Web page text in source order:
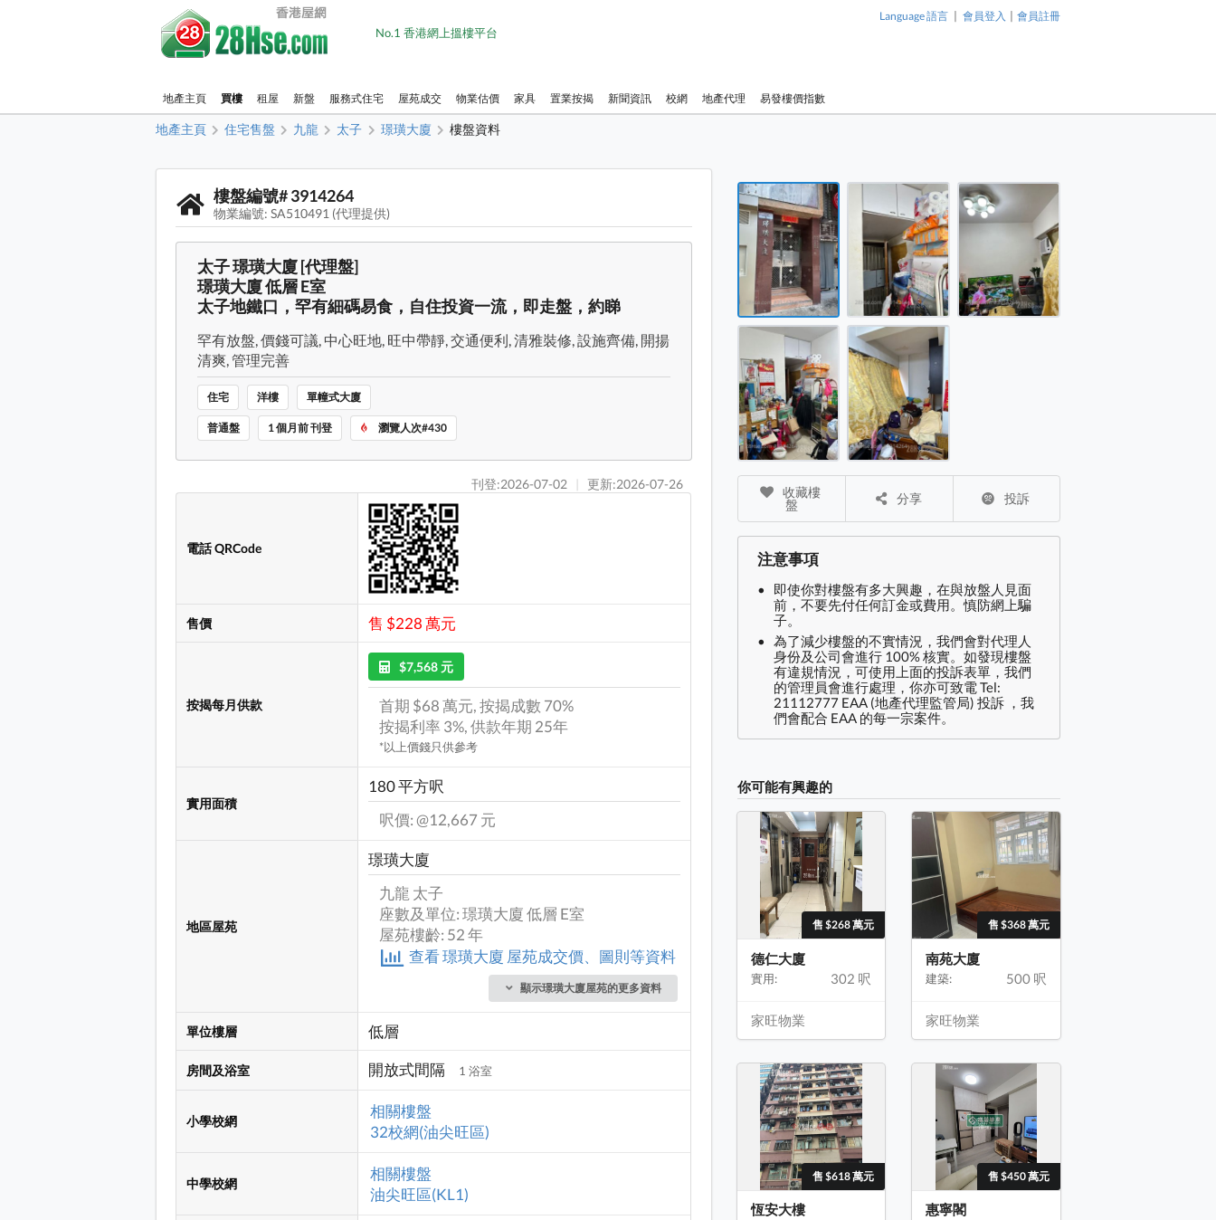
No.1 香港網上搵樓平台
Language 語言 | 會員登入 | 會員註冊
地產主頁 買樓 租屋 新盤 服務式住宅 屋苑成交 物業估價 家具 置業按揭 新聞資訊 校網 地產代理 易發樓價指數
地產主頁 住宅售盤 九龍 太子 璟璜大廈 樓盤資料
樓盤編號# 3914264
物業編號: SA510491 (代理提供)
太子 璟璜大廈 [代理盤]
璟璜大廈 低層 E室
太子地鐵口，罕有細碼易食，自住投資一流，即走盤，約睇
罕有放盤, 價錢可議, 中心旺地, 旺中帶靜, 交通便利, 清雅裝修, 設施齊備, 開揚
清爽, 管理完善
住宅 洋樓 單幢式大廈
普通盤 1 個月前 刊登 瀏覽人次#430
刊登:2026-07-02 | 更新:2026-07-26
電話 QRCode
售價 售 $228 萬元
按揭每月供款
$7,568 元
首期 $68 萬元, 按揭成數 70%
按揭利率 3%, 供款年期 25年
*以上價錢只供參考
實用面積
180 平方呎
呎價: @12,667 元
地區屋苑
璟璜大廈
九龍 太子
座數及單位: 璟璜大廈 低層 E室
屋苑樓齡: 52 年
查看 璟璜大廈 屋苑成交價、圖則等資料
顯示璟璜大廈屋苑的更多資料
單位樓層 低層
房間及浴室 開放式間隔 1 浴室
小學校網
相關樓盤
32校網(油尖旺區)
中學校網
相關樓盤
油尖旺區(KL1)
璟璜大廈 售盤 開放式間隔 , 1 浴室 180 平方呎
璟璜大廈 售盤 開放式間隔 , 1 浴室 180 平方呎
璟璜大廈 售盤 開放式間隔 , 1 浴室 180 平方呎
璟璜大廈 售盤 開放式間隔 , 1 浴室 180 平方呎
璟璜大廈 售盤 開放式間隔 , 1 浴室 180 平方呎
璟璜大廈 售盤 開放式間隔 , 1 浴
室 180 平方呎
盤
分享 投訴
注意事項
即使你對樓盤有多大興趣，在與放盤人見面
前，不要先付任何訂金或費用。慎防網上騙
子。
為了減少樓盤的不實情況，我們會對代理人
身份及公司會進行 100% 核實。如發現樓盤
有違規情況，可使用上面的投訴表單，我們
的管理員會進行處理，你亦可致電 Tel:
21112777 EAA (地產代理監管局) 投訴 ，我
們會配合 EAA 的每一宗案件。
你可能有興趣的
售 $268 萬元
德仁大廈
實用: 302 呎
家旺物業
售 $368 萬元
南苑大廈
建築: 500 呎
家旺物業
售 $618 萬元
恆安大樓
售 $450 萬元
惠寧閣